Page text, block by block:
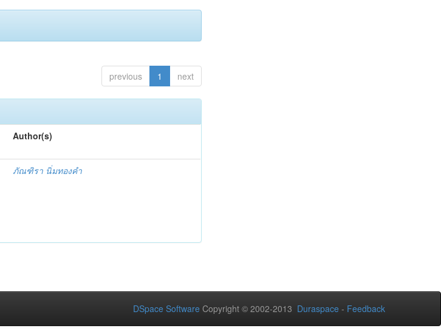
previous 1 next
Author(s)
ภัณฑิรา นิ่มทองคำ
DSpace Software Copyright © 2002-2013 Duraspace - Feedback